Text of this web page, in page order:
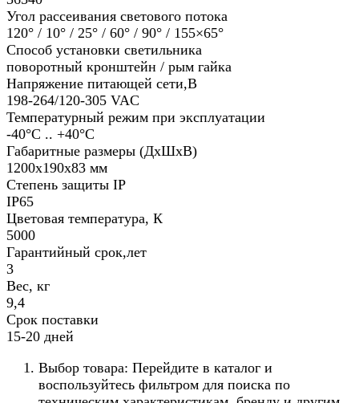
Угол рассеивания светового потока
120° / 10° / 25° / 60° / 90° / 155×65°
Способ установки светильника
поворотный кронштейн / рым гайка
Напряжение питающей сети,В
198-264/120-305 VAC
Температурный режим при эксплуатации
-40°С .. +40°C
Габаритные размеры (ДхШхВ)
1200х190х83 мм
Степень защиты IP
IP65
Цветовая температура, К
5000
Гарантийный срок,лет
3
Вес, кг
9,4
Срок поставки
15-20 дней
Выбор товара: Перейдите в каталог и
воспользуйтесь фильтром для поиска по